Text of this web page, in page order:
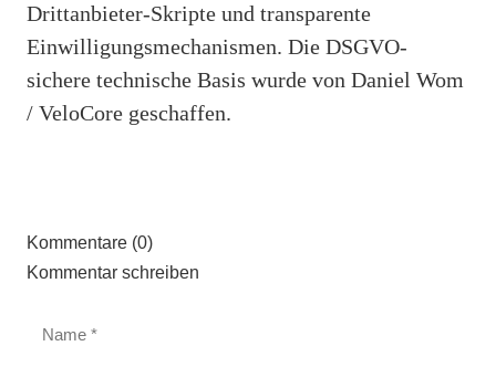
Drittanbieter-Skripte und transparente
Einwilligungsmechanismen. Die DSGVO-
sichere technische Basis wurde von Daniel Wom
/ VeloCore geschaffen.
Kommentare (0)
Kommentar schreiben